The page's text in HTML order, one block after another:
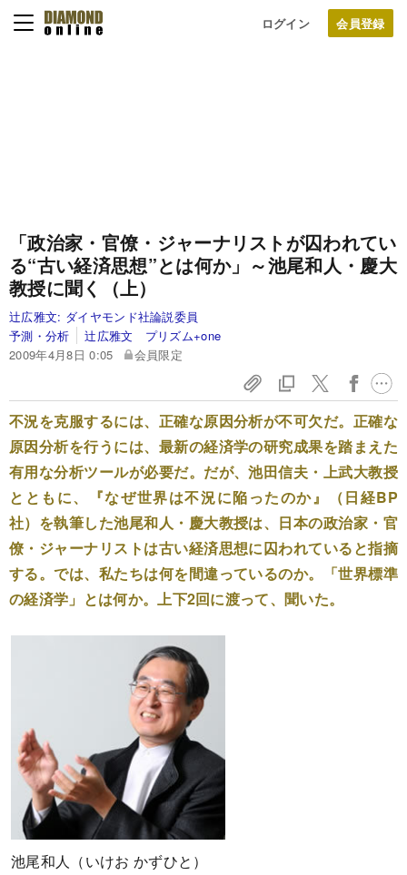
ログイン
「政治家・官僚・ジャーナリストが囚われてい
る“古い経済思想”とは何か」～池尾和人・慶大
教授に聞く（上）
辻広雅文: ダイヤモンド社論説委員
予測・分析
辻広雅文 プリズム+one
2009年4月8日 0:05
会員限定
不況を克服するには、正確な原因分析が不可欠だ。正確な
原因分析を行うには、最新の経済学の研究成果を踏まえた
有用な分析ツールが必要だ。だが、池田信夫・上武大教授
とともに、『なぜ世界は不況に陥ったのか』（日経BP
社）を執筆した池尾和人・慶大教授は、日本の政治家・官
僚・ジャーナリストは古い経済思想に囚われていると指摘
する。では、私たちは何を間違っているのか。「世界標準
の経済学」とは何か。上下2回に渡って、聞いた。
池尾和人（いけお かずひと）